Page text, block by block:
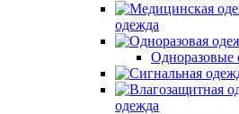
одежда
Одноразовые
одежда